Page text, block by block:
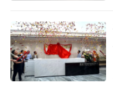
段、职业技能也就
战阶段。